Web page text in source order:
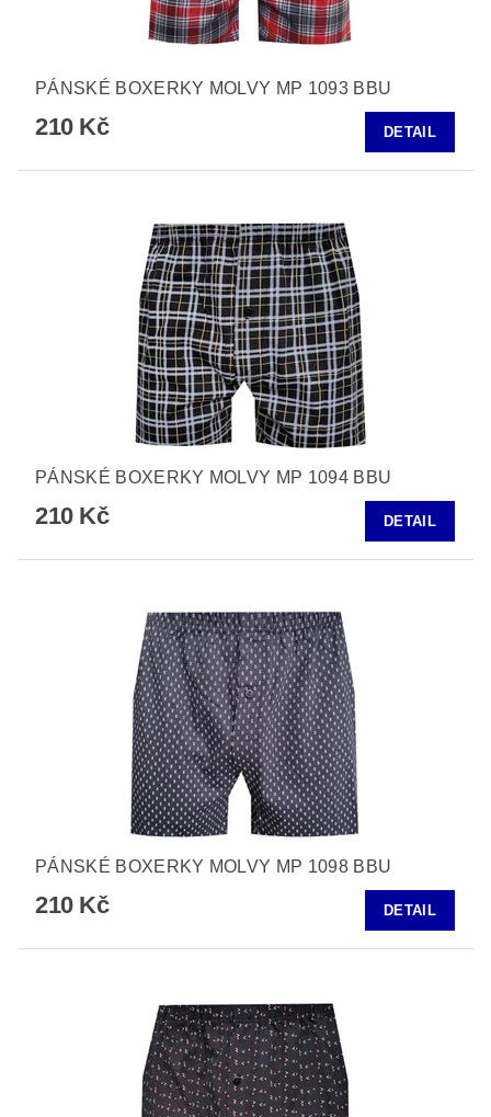
PÁNSKÉ BOXERKY MOLVY MP 1093 BBU
210 Kč DETAIL
PÁNSKÉ BOXERKY MOLVY MP 1094 BBU
210 Kč DETAIL
PÁNSKÉ BOXERKY MOLVY MP 1098 BBU
210 Kč DETAIL